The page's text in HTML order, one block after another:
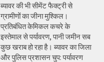
ब्यावर की भी सीमेंट फैक्ट्री से
ग्रामीणों का जीना मुश्किल।
प्रतिबंधित केमिकल कचरे के
इस्तेमाल से पर्यावरण, पानी जमीन सब
कुछ खराब हो रहा है। ब्यावर का जिला
और पुलिस प्रशासन चुप: पर्यावरण